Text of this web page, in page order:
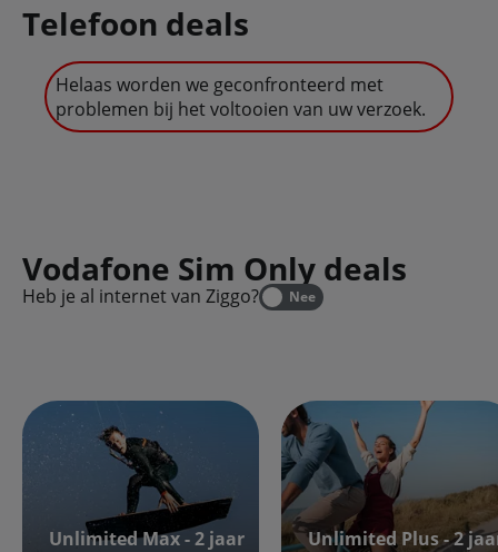
Telefoon deals
Helaas worden we geconfronteerd met
problemen bij het voltooien van uw verzoek.
Vodafone Sim Only deals
Heb je al internet van Ziggo? Nee
Unlimited Max - 2 jaar Unlimited Plus - 2